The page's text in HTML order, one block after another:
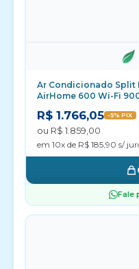
Ar Condicionado Split
AirHome 600 Wi-Fi
R$ 1.766,05 -5% PIX
ou R$ 1.859,00
em 10x de R$ 185,90 s/
Fale